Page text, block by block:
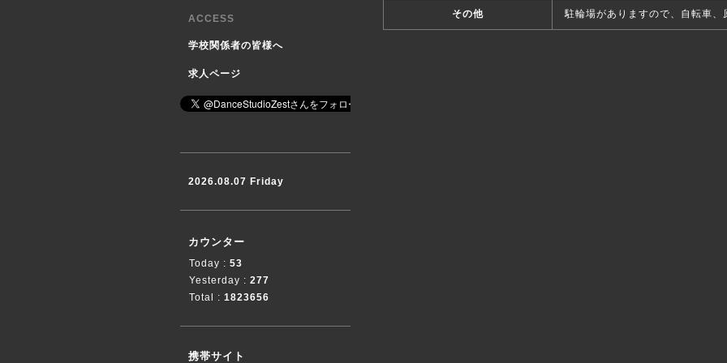
その他 駐輪場がありますので、自転車
ACCESS
学校関係者の皆様へ
求人ページ
2026.08.07 Friday
カウンター
Today : 53
Yesterday : 277
Total : 1823656
携帯サイト